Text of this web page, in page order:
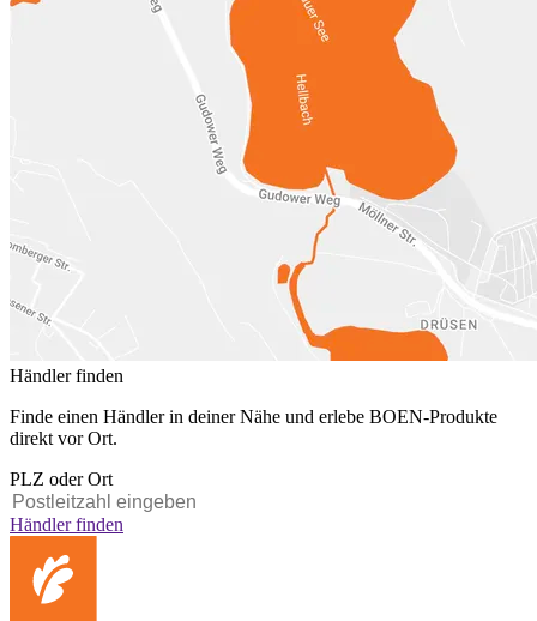
Händler finden
Finde einen Händler in deiner Nähe und erlebe BOEN-Produkte
direkt vor Ort.
PLZ oder Ort
Händler finden